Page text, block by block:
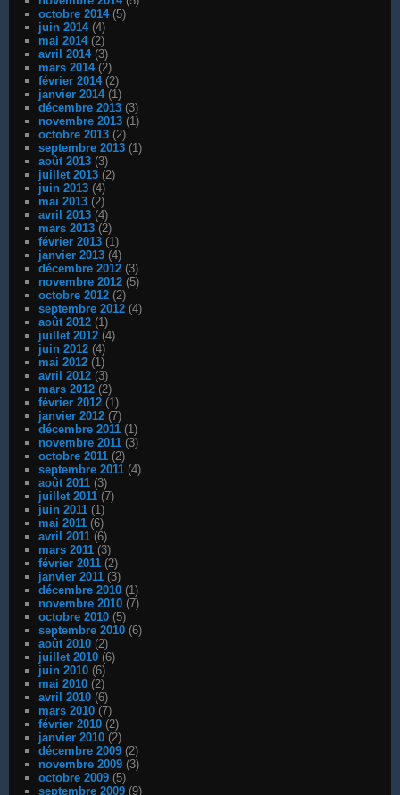
octobre 2014(5)
juin 2014(4)
mai 2014(2)
avril 2014(3)
mars 2014(2)
février 2014(2)
janvier 2014(1)
décembre 2013(3)
novembre 2013(1)
octobre 2013(2)
septembre 2013(1)
août 2013(3)
juillet 2013(2)
juin 2013(4)
mai 2013(2)
avril 2013(4)
mars 2013(2)
février 2013(1)
janvier 2013(4)
décembre 2012(3)
novembre 2012(5)
octobre 2012(2)
septembre 2012(4)
août 2012(1)
juillet 2012(4)
juin 2012(4)
mai 2012(1)
avril 2012(3)
mars 2012(2)
février 2012(1)
janvier 2012(7)
décembre 2011(1)
novembre 2011(3)
octobre 2011(2)
septembre 2011(4)
août 2011(3)
juillet 2011(7)
juin 2011(1)
mai 2011(6)
avril 2011(6)
mars 2011(3)
février 2011(2)
janvier 2011(3)
décembre 2010(1)
novembre 2010(7)
octobre 2010(5)
septembre 2010(6)
août 2010(2)
juillet 2010(6)
juin 2010(6)
mai 2010(2)
avril 2010(6)
mars 2010(7)
février 2010(2)
janvier 2010(2)
décembre 2009(2)
novembre 2009(3)
octobre 2009(5)
septembre 2009(9)